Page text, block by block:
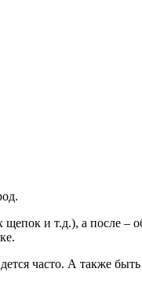
и т.д.), а после –
часто. А также